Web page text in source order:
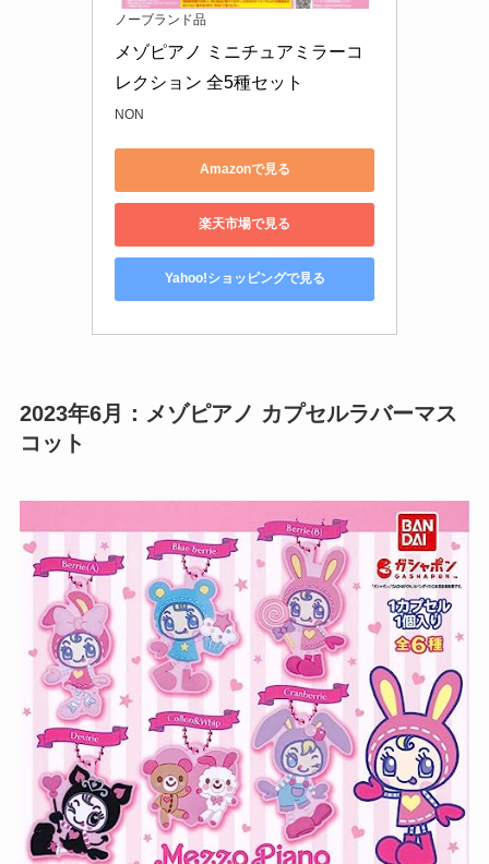
ノーブランド品
メゾピアノ ミニチュアミラーコ
レクション 全5種セット
NON
Amazonで見る
楽天市場で見る
Yahoo!ショッピングで見る
2023年6月：メゾピアノ カプセルラバーマス
コット